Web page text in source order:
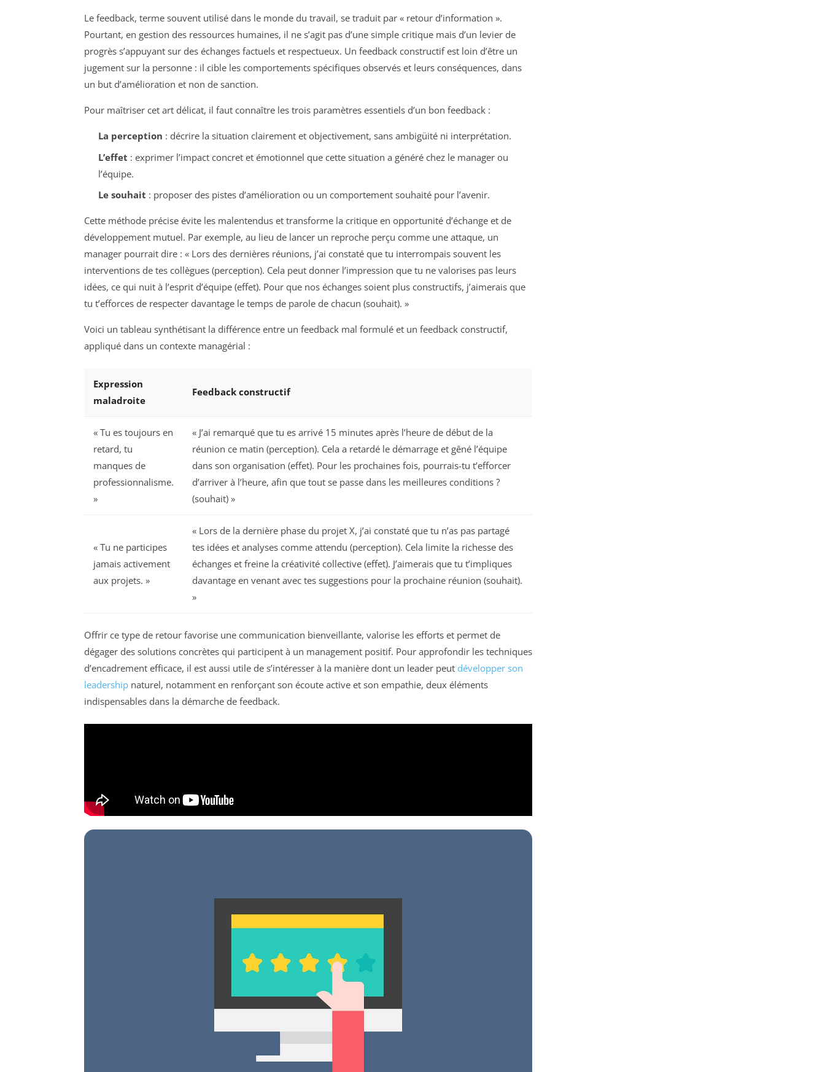
Le feedback, terme souvent utilisé dans le monde du travail, se traduit par « retour d’information ».
Pourtant, en gestion des ressources humaines, il ne s’agit pas d’une simple critique mais d’un levier de
progrès s’appuyant sur des échanges factuels et respectueux. Un feedback constructif est loin d’être un
jugement sur la personne : il cible les comportements spécifiques observés et leurs conséquences, dans
un but d’amélioration et non de sanction.
Pour maîtriser cet art délicat, il faut connaître les trois paramètres essentiels d’un bon feedback :
La perception : décrire la situation clairement et objectivement, sans ambigüité ni interprétation.
L’effet : exprimer l’impact concret et émotionnel que cette situation a généré chez le manager ou
l’équipe.
Le souhait : proposer des pistes d’amélioration ou un comportement souhaité pour l’avenir.
Cette méthode précise évite les malentendus et transforme la critique en opportunité d’échange et de
développement mutuel. Par exemple, au lieu de lancer un reproche perçu comme une attaque, un
manager pourrait dire : « Lors des dernières réunions, j’ai constaté que tu interrompais souvent les
interventions de tes collègues (perception). Cela peut donner l’impression que tu ne valorises pas leurs
idées, ce qui nuit à l’esprit d’équipe (effet). Pour que nos échanges soient plus constructifs, j’aimerais que
tu t’efforces de respecter davantage le temps de parole de chacun (souhait). »
Voici un tableau synthétisant la différence entre un feedback mal formulé et un feedback constructif,
appliqué dans un contexte managérial :
Expression
maladroite
Feedback constructif
« Tu es toujours en
retard, tu
manques de
professionnalisme.
»
« J’ai remarqué que tu es arrivé 15 minutes après l’heure de début de la
réunion ce matin (perception). Cela a retardé le démarrage et gêné l’équipe
dans son organisation (effet). Pour les prochaines fois, pourrais-tu t’efforcer
d’arriver à l’heure, afin que tout se passe dans les meilleures conditions ?
(souhait) »
« Tu ne participes
jamais activement
aux projets. »
« Lors de la dernière phase du projet X, j’ai constaté que tu n’as pas partagé
tes idées et analyses comme attendu (perception). Cela limite la richesse des
échanges et freine la créativité collective (effet). J’aimerais que tu t’impliques
davantage en venant avec tes suggestions pour la prochaine réunion (souhait).
»
Offrir ce type de retour favorise une communication bienveillante, valorise les efforts et permet de
dégager des solutions concrètes qui participent à un management positif. Pour approfondir les techniques
d’encadrement efficace, il est aussi utile de s’intéresser à la manière dont un leader peut développer son
leadership naturel, notamment en renforçant son écoute active et son empathie, deux éléments
indispensables dans la démarche de feedback.